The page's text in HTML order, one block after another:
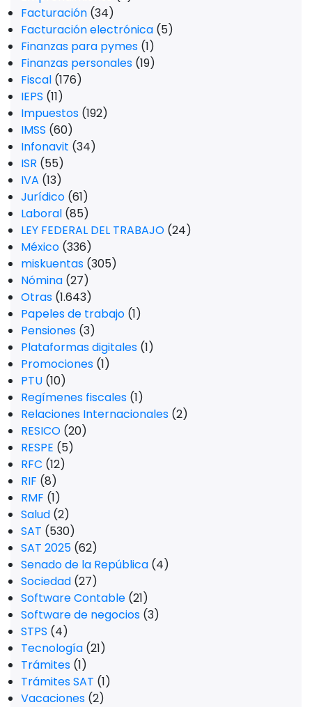
Facturación (34)
Facturación electrónica (5)
Finanzas para pymes (1)
Finanzas personales (19)
Fiscal (176)
IEPS (11)
Impuestos (192)
IMSS (60)
Infonavit (34)
ISR (55)
IVA (13)
Jurídico (61)
Laboral (85)
LEY FEDERAL DEL TRABAJO (24)
México (336)
miskuentas (305)
Nómina (27)
Otras (1.643)
Papeles de trabajo (1)
Pensiones (3)
Plataformas digitales (1)
Promociones (1)
PTU (10)
Regímenes fiscales (1)
Relaciones Internacionales (2)
RESICO (20)
RESPE (5)
RFC (12)
RIF (8)
RMF (1)
Salud (2)
SAT (530)
SAT 2025 (62)
Senado de la República (4)
Sociedad (27)
Software Contable (21)
Software de negocios (3)
STPS (4)
Tecnología (21)
Trámites (1)
Trámites SAT (1)
Vacaciones (2)